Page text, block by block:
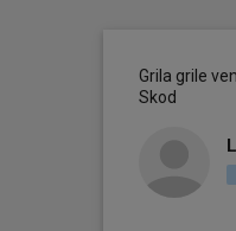
Grila grile
Skod